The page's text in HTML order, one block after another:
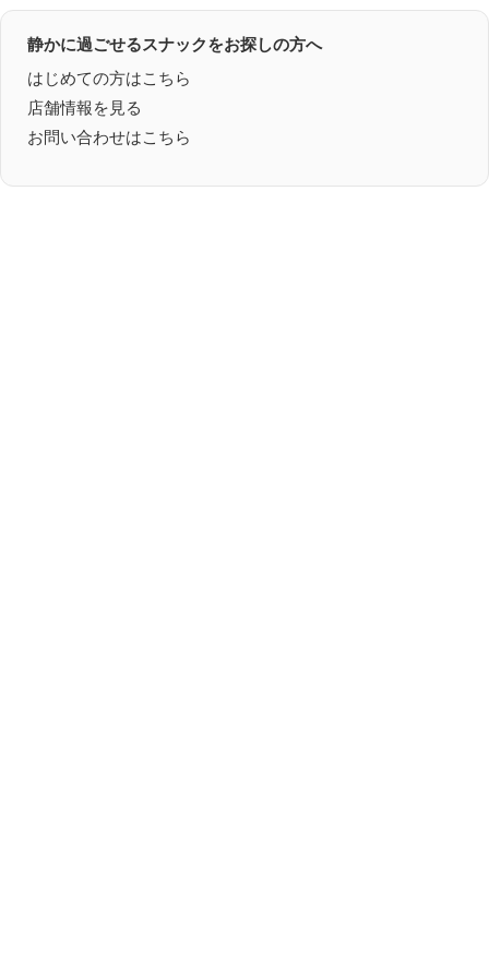
静かに過ごせるスナックをお探しの方へ
はじめての方はこちら
店舗情報を見る
お問い合わせはこちら